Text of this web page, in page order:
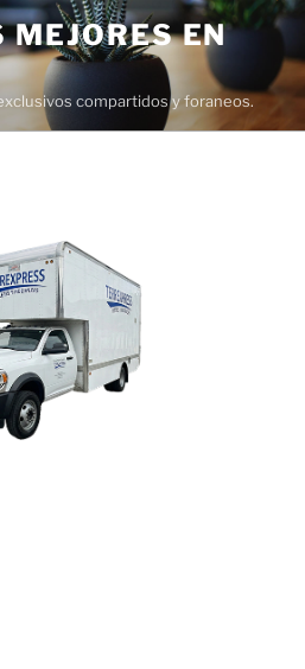
MEJORES EN
compartidos y foraneos.